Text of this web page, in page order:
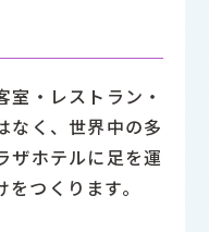
・レストラン・
なく、世界中の多
ザホテルに足を運
つくります。